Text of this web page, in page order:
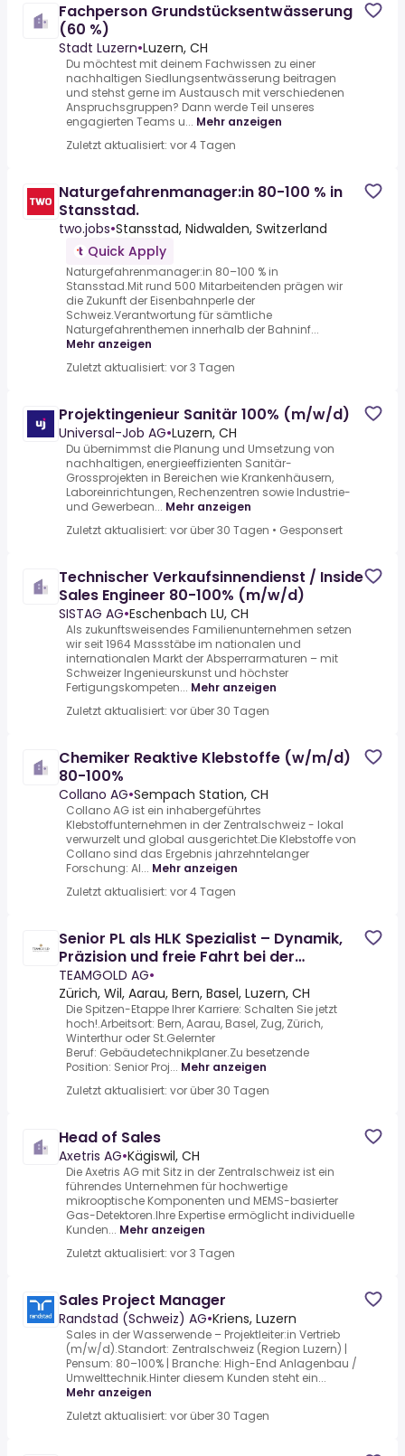
Fachperson Grundstücksentwässerung
(60 %)
Stadt Luzern•Luzern, CH
Du möchtest mit deinem Fachwissen zu einer
nachhaltigen Siedlungsentwässerung beitragen
und stehst gerne im Austausch mit verschiedenen
Anspruchsgruppen? Dann werde Teil unseres
engagierten Teams u... Mehr anzeigen
Zuletzt aktualisiert: vor 4 Tagen
Naturgefahrenmanager:in 80-100 % in
Stansstad.
two.jobs•Stansstad, Nidwalden, Switzerland
Quick Apply
Naturgefahrenmanager:in 80–100 % in
Stansstad.Mit rund 500 Mitarbeitenden prägen wir
die Zukunft der Eisenbahnperle der
Schweiz.Verantwortung für sämtliche
Naturgefahrenthemen innerhalb der Bahninf...
Mehr anzeigen
Zuletzt aktualisiert: vor 3 Tagen
Pro­jek­t­in­ge­ni­eur Sa­ni­tär 100% (m/w/d)
Universal-Job AG•Luzern, CH
Du übernimmst die Planung und Umsetzung von
nachhaltigen, energieeffizienten Sanitär-
Grossprojekten in Bereichen wie Krankenhäusern,
Laboreinrichtungen, Rechenzentren sowie Industrie-
und Gewerbean... Mehr anzeigen
Zuletzt aktualisiert: vor über 30 Tagen • Gesponsert
Technischer Verkaufsinnendienst / Inside
Sales Engineer 80-100% (m/w/d)
SISTAG AG•Eschenbach LU, CH
Als zukunftsweisendes Familienunternehmen setzen
wir seit 1964 Massstäbe im nationalen und
internationalen Markt der Absperrarmaturen – mit
Schweizer Ingenieurskunst und höchster
Fertigungskompeten... Mehr anzeigen
Zuletzt aktualisiert: vor über 30 Tagen
Chemiker Reaktive Klebstoffe (w/m/d)
80-100%
Collano AG•Sempach Station, CH
Collano AG ist ein inhabergeführtes
Klebstoffunternehmen in der Zentralschweiz - lokal
verwurzelt und global ausgerichtet.Die Klebstoffe von
Collano sind das Ergebnis jahrzehntelanger
Forschung: Al... Mehr anzeigen
Zuletzt aktualisiert: vor 4 Tagen
Senior PL als HLK Spezialist – Dynamik,
Präzision und freie Fahrt bei der
Projektwahl
TEAMGOLD AG•
Zürich, Wil, Aarau, Bern, Basel, Luzern, CH
Die Spitzen-Etappe Ihrer Karriere: Schalten Sie jetzt
hoch!.Arbeitsort: Bern, Aarau, Basel, Zug, Zürich,
Winterthur oder St.Gelernter
Beruf: Gebäudetechnikplaner.Zu besetzende
Position: Senior Proj... Mehr anzeigen
Zuletzt aktualisiert: vor über 30 Tagen
Head of Sales
Axetris AG•Kägiswil, CH
Die Axetris AG mit Sitz in der Zentralschweiz ist ein
führendes Unternehmen für hochwertige
mikrooptische Komponenten und MEMS-basierter
Gas-Detektoren.Ihre Expertise ermöglicht individuelle
Kunden... Mehr anzeigen
Zuletzt aktualisiert: vor 3 Tagen
Sales Project Manager
Randstad (Schweiz) AG•Kriens, Luzern
Sales in der Wasserwende – Projektleiter:in Vertrieb
(m/w/d).Standort: Zentralschweiz (Region Luzern) |
Pensum: 80–100% | Branche: High-End Anlagenbau /
Umwelttechnik.Hinter diesem Kunden steht ein...
Mehr anzeigen
Zuletzt aktualisiert: vor über 30 Tagen